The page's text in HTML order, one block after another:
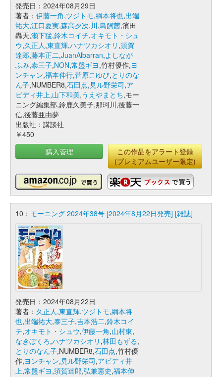
発売日：2024年08月29日
著者： 伊藤一角,ツジトモ,綱本将也,出端
祐大,江口夏実,森高夕次,川,鳥飼茜,濱田
轟天,瀬下猛,鈴木コイチ,オキモト・シュ
ウ,久正人,東直輝,ハナツカシオリ ,須賀
達郎,藤本正二,JuanAlbarran,よしなが
ふみ,泰三子,NON,常盤ギヨ,竹村優作,ヨ
ンチャン,福本伸行,菅原こゆび,とりのな
ん子,NUMBER8,石田点, 見ル野栄司,ア
ビディ井上,山下和美,うえやまとち,モー
ニング編集部,鈴鹿久美子,那珂川,後藤一
信,後藤亜由夢
出版社：講談社
￥450
購入管理
この作品をアラート登録
(プレミアムユーザー限定)
10： モーニング 2024年38号 [2024年8月22日発売] [雑誌]
発売日：2024年08月22日
著者： 久正人,東直輝,ツジトモ,綱本将
也,出端祐大,泰三子,吉本浩二,鈴木コイ
チ,オキモト・シュウ,伊藤一角,山村東,
なきぼくろ,ハナツカシオリ ,林田もずる,
とりのなん子,NUMBER8,石田点,竹村優
作,ヨンチャン, 見ル野栄司,アビディ井
上,常盤ギヨ,須賀達郎,弘兼憲史,福本伸